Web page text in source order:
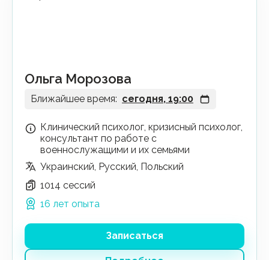
Ольга Морозова
Ближайшее время: сегодня, 19:00
Клинический психолог, кризисный психолог,
консультант по работе с
военнослужащими и их семьями
Украинский, Русский, Польский
1014 сессий
16 лет опыта
Записаться